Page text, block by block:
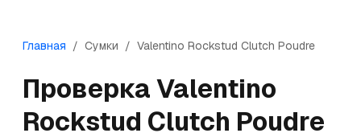
Главная / Сумки / Valentino Rockstud Clutch Poudre
ПроверкаValentino
Rockstud Clutch Poudre